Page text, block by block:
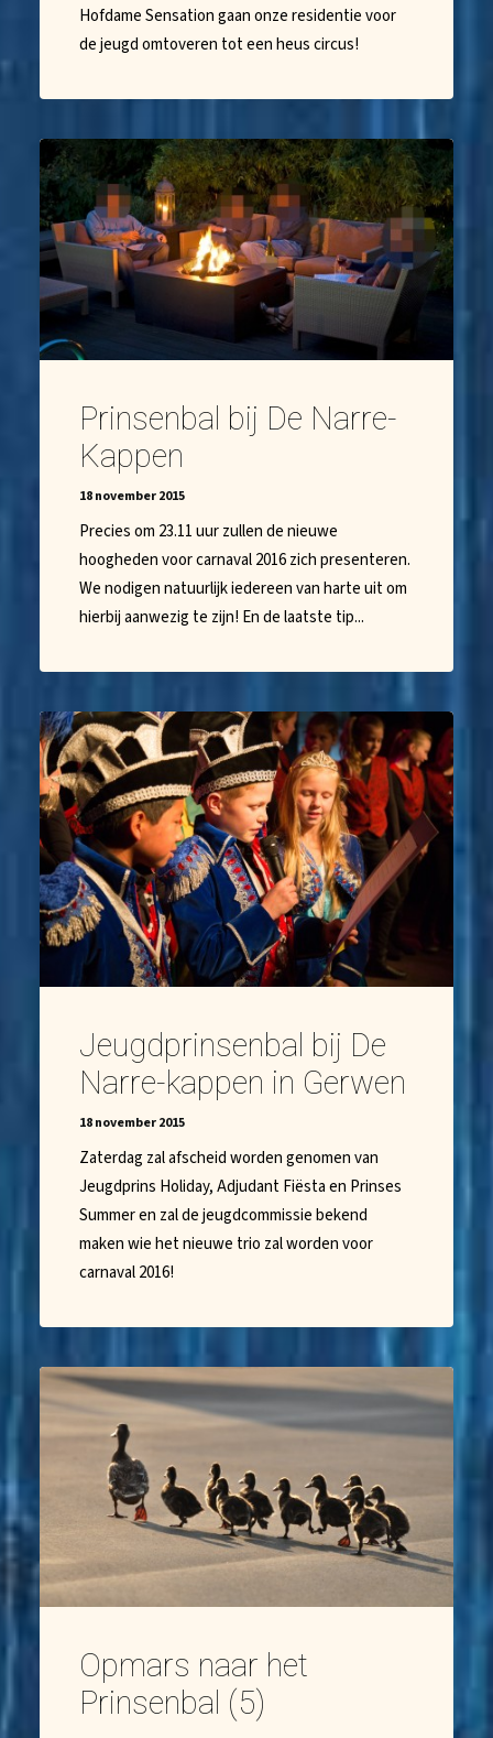
Hofdame Sensation gaan onze residentie voor
de jeugd omtoveren tot een heus circus!
Prinsenbal bij De Narre-
Kappen
18 november 2015
Precies om 23.11 uur zullen de nieuwe
hoogheden voor carnaval 2016 zich presenteren.
We nodigen natuurlijk iedereen van harte uit om
hierbij aanwezig te zijn! En de laatste tip...
Jeugdprinsenbal bij De
Narre-kappen in Gerwen
18 november 2015
Zaterdag zal afscheid worden genomen van
Jeugdprins Holiday, Adjudant Fiësta en Prinses
Summer en zal de jeugdcommissie bekend
maken wie het nieuwe trio zal worden voor
carnaval 2016!
Opmars naar het
Prinsenbal (5)